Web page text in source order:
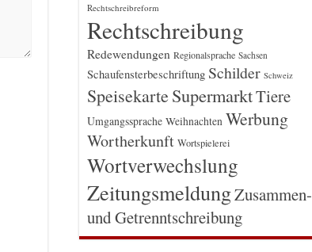
Rechtschreibreform
Rechtschreibung
Redewendungen Regionalsprache Sachsen
Schaufensterbeschriftung Schilder Schweiz
Speisekarte SupermarktTiere
Umgangssprache Weihnachten Werbung
Wortherkunft Wortspielerei
Wortverwechslung
ZeitungsmeldungZusammen-
und Getrenntschreibung